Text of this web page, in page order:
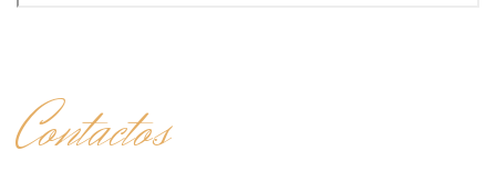
Contactos